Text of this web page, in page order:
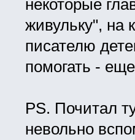
некоторые
живульку", на
писателю
помогать -
PS. Почитал
невольно